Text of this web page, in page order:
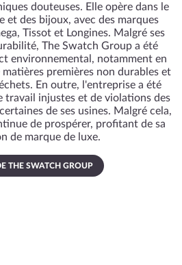
douteuses. Elle opère dans le
et des bijoux, avec des marques
Tissot et Longines. Malgré ses
The Swatch Group a été
environnemental, notamment en
premières non durables et
En outre, l'entreprise a été
travail injustes et de violations des
de ses usines. Malgré cela,
de prospérer, profitant de sa
de marque de luxe.
THE SWATCH GROUP